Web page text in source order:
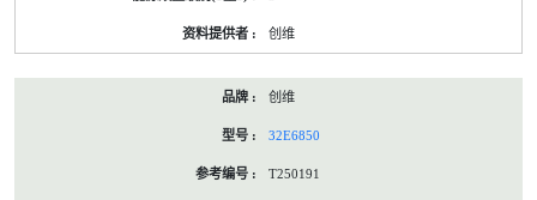
创维
创维
32E6850
T250191